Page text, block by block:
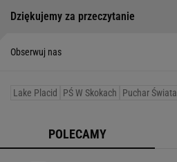
Dziękujemy za przeczytanie
Obserwuj nas
Lake Placid PŚ W Skokach Puchar Świata
POLECAMY